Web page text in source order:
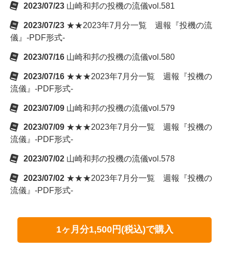
2023/07/23 山崎和邦の投機の流儀vol.581
2023/07/23 ★★2023年7月分一覧 週報『投機の流
儀』-PDF形式-
2023/07/16 山崎和邦の投機の流儀vol.580
2023/07/16 ★★★2023年7月分一覧 週報『投機の
流儀』-PDF形式-
2023/07/09 山崎和邦の投機の流儀vol.579
2023/07/09 ★★★2023年7月分一覧 週報『投機の
流儀』-PDF形式-
2023/07/02 山崎和邦の投機の流儀vol.578
2023/07/02 ★★★2023年7月分一覧 週報『投機の
流儀』-PDF形式-
1ヶ月分1,500円(税込)で購入